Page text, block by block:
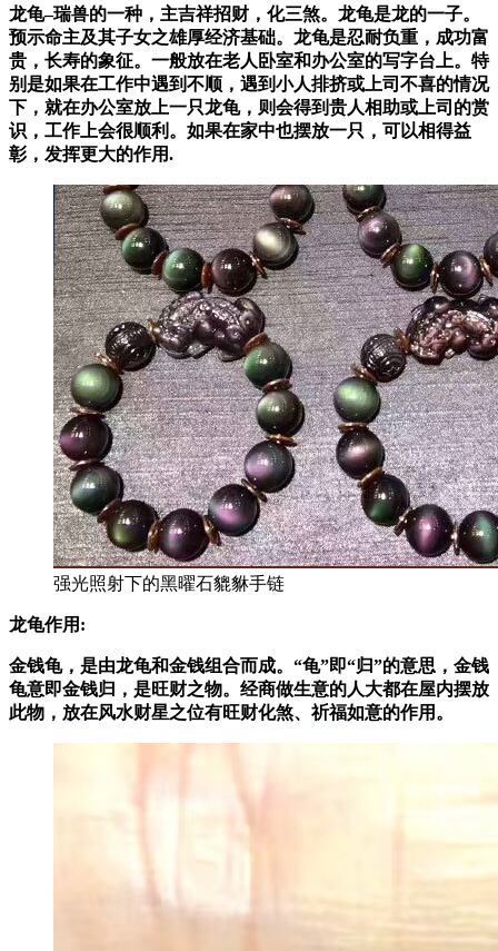
龙龟–瑞兽的一种，主吉祥招财，化三煞。龙龟是龙的一子。
预示命主及其子女之雄厚经济基础。龙龟是忍耐负重，成功富
贵，长寿的象征。一般放在老人卧室和办公室的写字台上。特
别是如果在工作中遇到不顺，遇到小人排挤或上司不喜的情况
下，就在办公室放上一只龙龟，则会得到贵人相助或上司的赏
识，工作上会很顺利。如果在家中也摆放一只，可以相得益
彰，发挥更大的作用.
强光照射下的黑曜石貔貅手链
龙龟作用:
金钱龟，是由龙龟和金钱组合而成。“龟”即“归”的意思，金钱
龟意即金钱归，是旺财之物。经商做生意的人大都在屋内摆放
此物，放在风水财星之位有旺财化煞、祈福如意的作用。